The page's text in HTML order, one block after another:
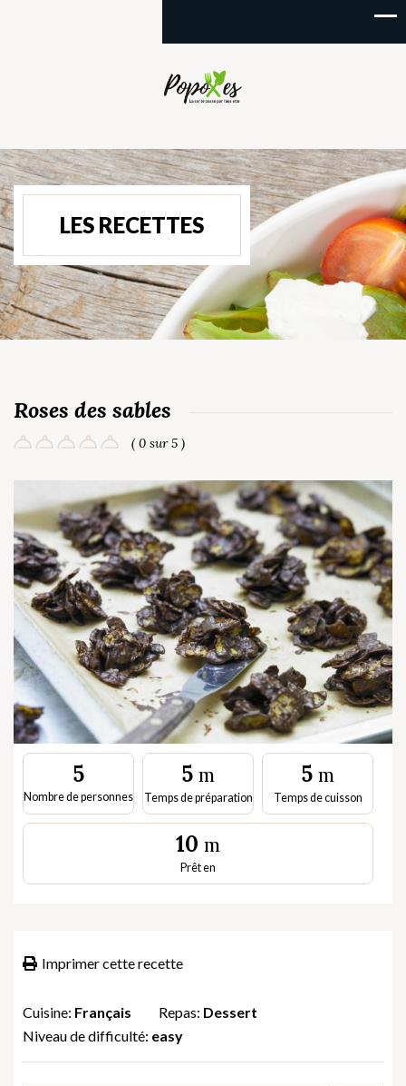
LES RECETTES
Roses des sables
( 0 sur 5 )
5
Nombre de personnes
5m
Temps de préparation
5m
Temps de cuisson
10m
Prêt en
Imprimer cette recette
Cuisine: Français Repas: Dessert
Niveau de difficulté: easy